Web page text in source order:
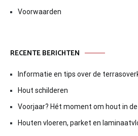
Voorwaarden
RECENTE BERICHTEN
Informatie en tips over de
Hout schilderen
Voorjaar? Hét moment om hout in
Houten vloeren, parket en